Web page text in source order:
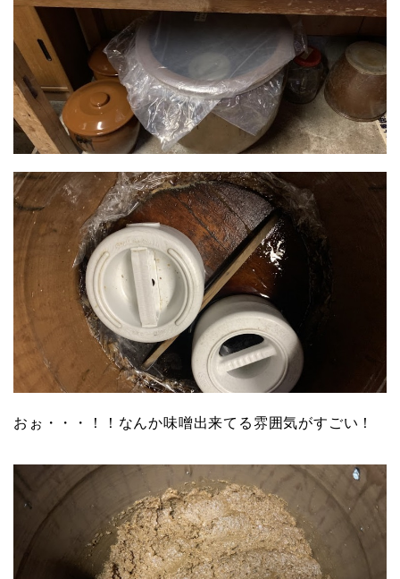
おぉ・・・！！なんか味噌出来てる雰囲気がすごい！